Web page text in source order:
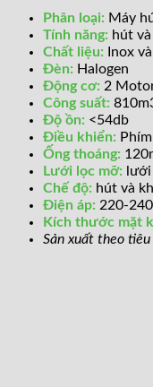
Phân loại: Máy
Tính năng: hút
Chất liệu: Inox
Đèn: Halogen
Động cơ: 2
Công suất:
Độ ồn: <54db
Điều khiển:
Ống thoáng:
Lưới lọc mỡ:
Chế độ: hút và
Điện áp: 220-
Kích thước mặt
Sản xuất theo tiêu